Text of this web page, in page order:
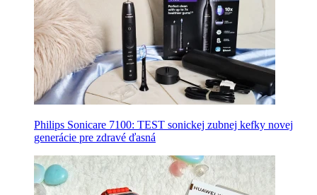
Philips Sonicare 7100: TEST sonickej zubnej kefky novej
generácie pre zdravé ďasná